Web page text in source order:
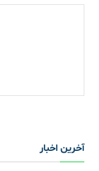
آخرین اخبار